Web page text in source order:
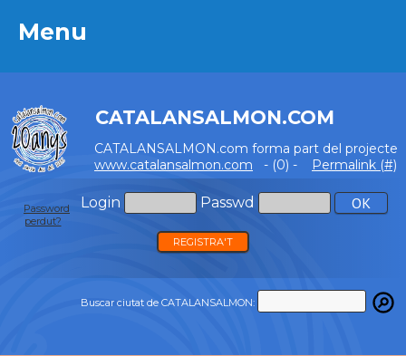
Menu
CATALANSALMON.COM
CATALANSALMON.com forma part del projecte
www.catalansalmon.com - (0) - Permalink (#)
Login Passwd
Password
perdut?
REGISTRA'T
Buscar ciutat de CATALANSALMON:
Menu